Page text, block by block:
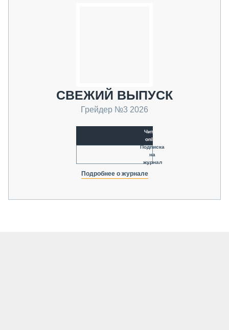
СВЕЖИЙ ВЫПУСК
Грейдер №3 2026
Читать
online
Подписка
на
журнал
Подробнее о журнале